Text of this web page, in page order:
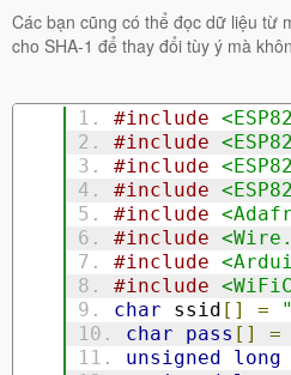
Các bạn cũng có thể đọc dữ liệu từ
cho SHA-1 để thay đổi tùy ý mà
#include
#include
#include
#include
#include
#include
#include
#include
char ssid [] =
char
pass [] =
unsigned
long